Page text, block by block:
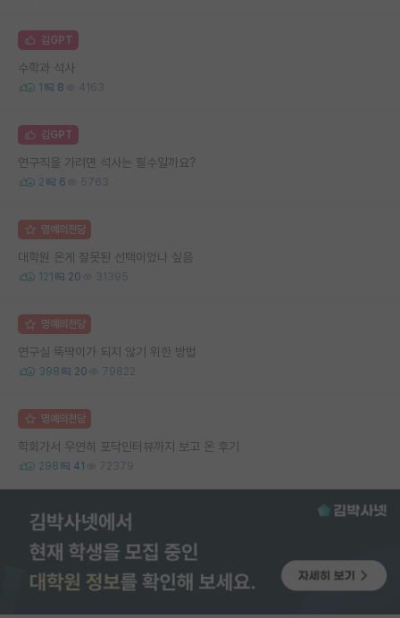
김GPT
수학과 석사
1 8 4163
김GPT
연구직을 가려면 석사는 필수일까요?
2 6 5763
명예의전당
대학원 온게 잘못된 선택이었나 싶음
121 20 31395
명예의전당
연구실 뚝딱이가 되지 않기 위한 방법
398 20 79822
명예의전당
학회가서 우연히 포닥인터뷰까지 보고 온 후기
298 41 72379